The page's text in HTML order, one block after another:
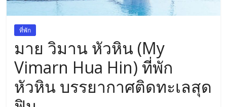
เที่ยว
รีวิว
การ
ทาง
สถาน
ท่อง
เที่ยว
ที่พัก
มาย วิมาน หัวหิน (My
Vimarn Hua Hin) ที่พัก
หัวหิน บรรยากาศติดทะเลสุด